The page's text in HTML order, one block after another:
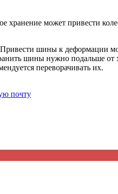
может привести
шины к деформации
шины нужно подальше
переворачивать их.
почту